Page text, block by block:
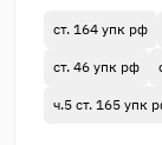
ст. 164 упк рф
ст. 46 упк рф
ч.5 ст. 165 упк